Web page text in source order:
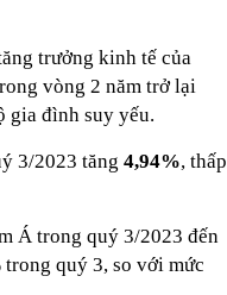
trưởng kinh tế của
vòng 2 năm trở lại
gia đình suy yếu.
3/2023 tăng 4,94%, thấp
Á trong quý 3/2023 đến
quý 3, so với mức